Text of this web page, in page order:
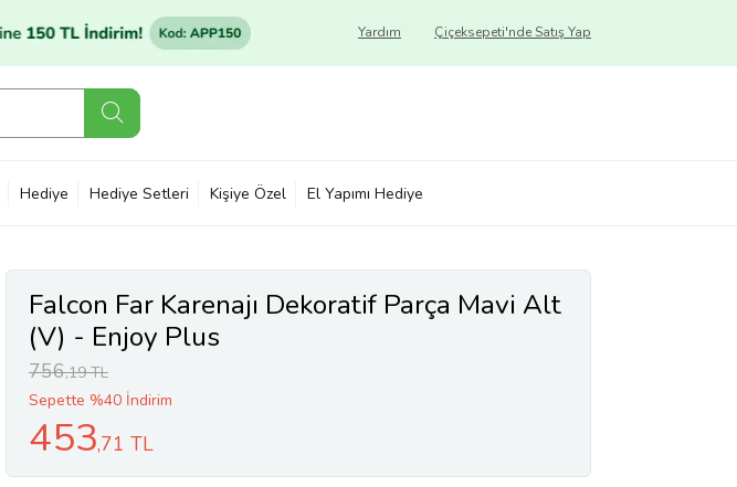
Çiçeksepeti'nde Satış Yap
Yardım
Hediye Hediye Setleri Kişiye Özel El Yapımı Hediye
Falcon Far Karenajı Dekoratif Parça Mavi Alt
(V) - Enjoy Plus
756,19 TL
Sepette %40 İndirim
453,71 TL